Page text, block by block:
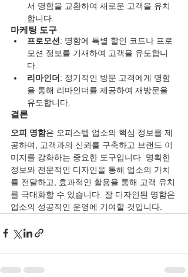
서 명함을 교환하여 새로운 고객을 유치
합니다.
마케팅 도구
프로모션 : 명함에 특별 할인 코드나 프로
모션 정보를 기재하여 고객을 유도합니
다.
리마인더 : 정기적인 방문 고객에게 명함
을 통해 리마인더를 제공하여 재방문을
유도합니다.
결론
오피 명함은 오피스텔 업소의 핵심 정보를 제
공하며, 고객과의 신뢰를 구축하고 브랜드 이
미지를 강화하는 중요한 도구입니다. 명확한
정보와 전문적인 디자인을 통해 업소의 가치
를 전달하고, 효과적인 활용을 통해 고객 유치
를 극대화할 수 있습니다. 잘 디자인된 명함은
업소의 성공적인 운영에 기여할 것입니다.